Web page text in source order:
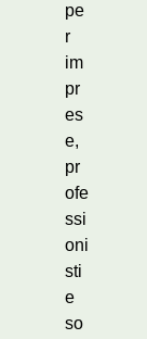
pe
r
im
pr
es
e,
pr
ofe
ssi
oni
sti
e
so